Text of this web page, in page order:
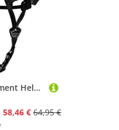
Wild Country - Movement Helmet - Kletterhelm Gr 57-62 cm bunt
58,46 € 64,95 €